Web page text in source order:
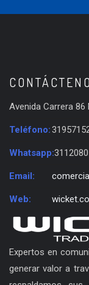
Expertos en
generar valor a
Avenida Carrera 86
Teléfono:
Whatsapp:
Email:
Web: